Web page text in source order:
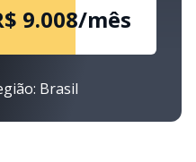
9.008/mês
Brasil